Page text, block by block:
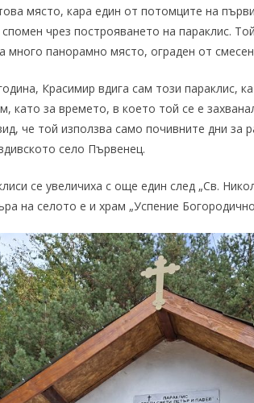
място, кара един от потомците на
чрез построяването на параклис.
много панорамно място, ограден от
Красимир вдига сам този параклис,
като за времето, в което той се е
че той използва само почивните дни за
село Първенец.
се увеличиха с още един след „Св.
на селото е и храм „Успение